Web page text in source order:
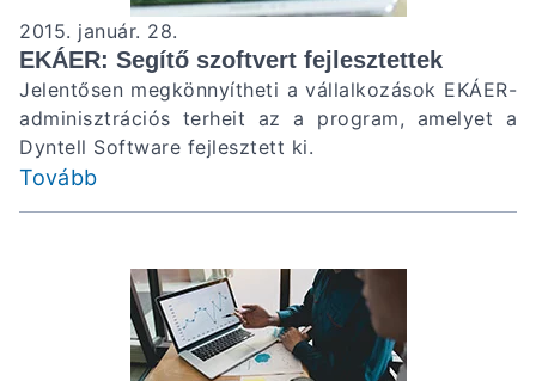
2015. január. 28.
EKÁER: Segítő szoftvert fejlesztettek
Jelentősen megkönnyítheti a vállalkozások EKÁER-
adminisztrációs terheit az a program, amelyet a
Dyntell Software fejlesztett ki.
Tovább